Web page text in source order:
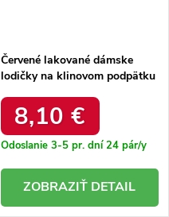
Červené lakované dámske
lodičky na klinovom podpätku
RED8,10 €
Odoslanie 3-5 pr. dní24 pár/y
DETAIL